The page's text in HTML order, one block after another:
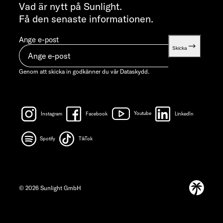
info@sunlight.de
Vad är nytt på Sunlight.
Få den senaste informationen.
Ange e-post
Skicka
Genom att skicka in godkänner du vår Dataskydd.
Instagram Facebook Youtube LinkedIn
Spotify TikTok
© 2026 Sunlight GmbH